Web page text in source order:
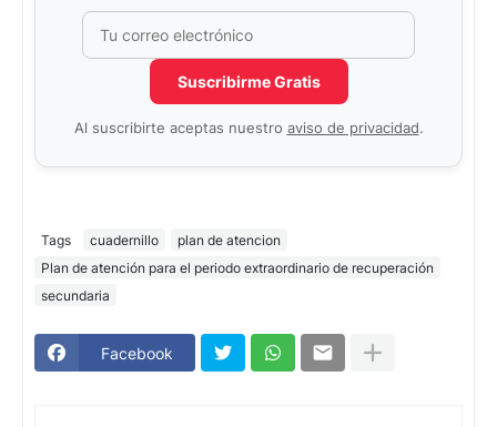
No completar este campo
Suscribirme Gratis
Al suscribirte aceptas nuestro aviso de privacidad.
Tags cuadernillo
plan de atencion
Plan de atención para el periodo extraordinario de recuperación
secundaria
Facebook